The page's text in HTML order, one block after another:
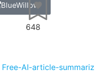
BlueWillow
648